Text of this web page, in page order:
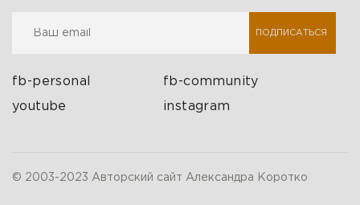
ПОДПИСАТЬСЯ
fb-personal fb-community
youtube instagram
© 2003-2023 Авторский сайт Александра Коротко